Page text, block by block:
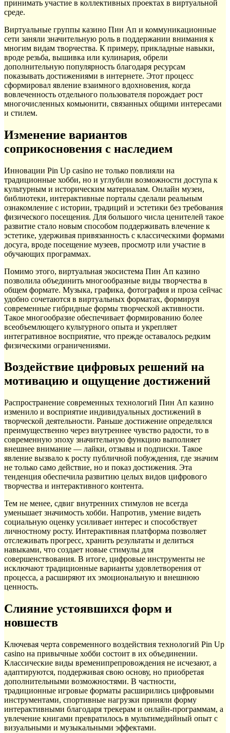
принимать участие в коллективных проектах в виртуальной
среде.
Виртуальные группы казино Пин Ап и коммуникационные
сети заняли значительную роль в поддержании внимания к
многим видам творчества. К примеру, прикладные навыки,
вроде резьба, вышивка или кулинария, обрели
дополнительную популярность благодаря ресурсам
показывать достижениями в интернете. Этот процесс
сформировал явление взаимного вдохновения, когда
вовлеченность отдельного пользователя порождает рост
многочисленных комьюнити, связанных общими интересами
и стилем.
Изменение вариантов
соприкосновения с наследием
Инновации Pin Up casino не только повлияли на
традиционные хобби, но и углубили возможности доступа к
культурным и историческим материалам. Онлайн музеи,
библиотеки, интерактивные порталы сделали реальным
ознакомление с истории, традиций и эстетики без требования
физического посещения. Для большого числа ценителей такое
развитие стало новым способом поддерживать влечение к
эстетике, удерживая привязанность с классическими формами
досуга, вроде посещение музеев, просмотр или участие в
обучающих программах.
Помимо этого, виртуальная экосистема Пин Ап казино
позволила объединить многообразные виды творчества в
общем формате. Музыка, графика, фотография и проза сейчас
удобно сочетаются в виртуальных форматах, формируя
современные гибридные формы творческой активности.
Такое многообразие обеспечивает формированию более
всеобъемлющего культурного опыта и укрепляет
интегративное восприятие, что прежде оставалось редким
физическими ограничениями.
Воздействие цифровых решений на
мотивацию и ощущение достижений
Распространение современных технологий Пин Ап казино
изменило и восприятие индивидуальных достижений в
творческой деятельности. Раньше достижение определялся
преимущественно через внутреннее чувство радости, то в
современную эпоху значительную функцию выполняет
внешнее внимание — лайки, отзывы и подписки. Такое
явление вызвало к росту публичной побуждения, где значим
не только само действие, но и показ достижения. Эта
тенденция обеспечила развитию целых видов цифрового
творчества и интерактивного контента.
Тем не менее, сдвиг внутренних стимулов не всегда
уменьшает значимость хобби. Напротив, умение видеть
социальную оценку усиливает интерес и способствует
личностному росту. Интерактивная платформа позволяет
отслеживать прогресс, хранить результаты и делиться
навыками, что создает новые стимулы для
совершенствования. В итоге, цифровые инструменты не
исключают традиционные варианты удовлетворения от
процесса, а расширяют их эмоциональную и внешнюю
ценность.
Слияние устоявшихся форм и
новшеств
Ключевая черта современного воздействия технологий Pin Up
casino на привычные хобби состоит в их объединении.
Классические виды временипрепровождения не исчезают, а
адаптируются, поддерживая свою основу, но приобретая
дополнительными возможностями. В частности,
традиционные игровые форматы расширились цифровыми
инструментами, спортивные нагрузки приняли форму
интерактивными благодаря трекерам и онлайн-программам, а
увлечение книгами превратилось в мультимедийный опыт с
визуальными и музыкальными эффектами.